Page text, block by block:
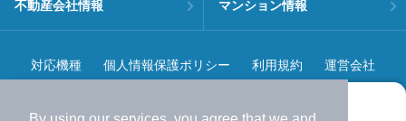
不動産会社情報 マンション情報
対応機種 個人情報保護ポリシー 利用規約 運営会社